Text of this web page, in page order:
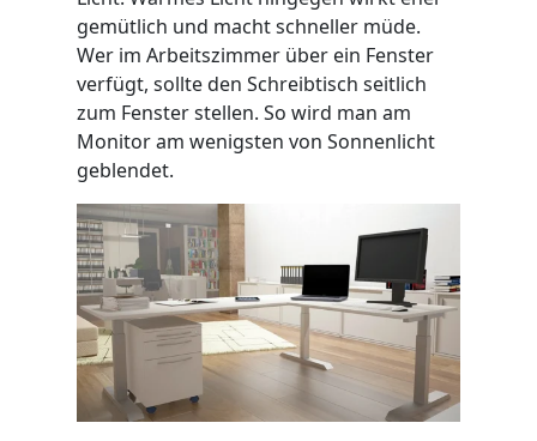
gemütlich und macht schneller müde.
Wer im Arbeitszimmer über ein Fenster
verfügt, sollte den Schreibtisch seitlich
zum Fenster stellen. So wird man am
Monitor am wenigsten von Sonnenlicht
geblendet.
SIDEBOARDS
KOMMODEN
LOWBOARDS
FLURMÖBEL
VITRINEN
ECKLÖSUNGEN